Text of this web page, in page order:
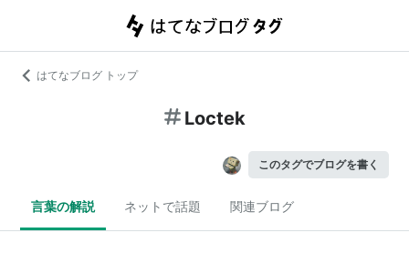
はてなブログ トップ
Loctek
このタグでブログを書く
言葉の解説 ネットで話題 関連ブログ